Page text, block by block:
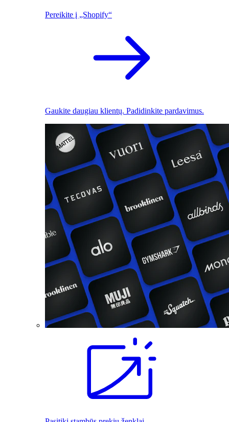
Pereikite į „Shopify“
Gaukite daugiau klientų. Padidinkite pardavimus.